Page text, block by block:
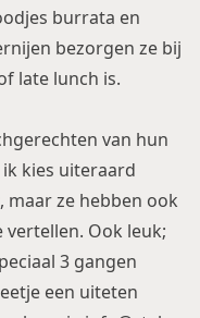
burrata en
bezorgen ze bij
late lunch is.
van hun
kies uiteraard
ze hebben ook
Ook leuk;
3 gangen
een uiteten